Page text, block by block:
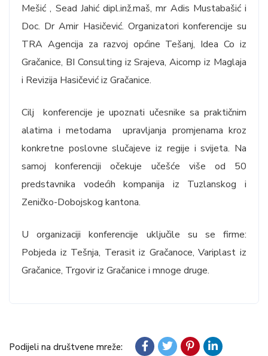
Mešić , Sead Jahić dipl.inž.maš, mr Adis Mustabašić i
Doc. Dr Amir Hasičević. Organizatori konferencije su
TRA Agencija za razvoj općine Tešanj, Idea Co iz
Gračanice, BI Consulting iz Srajeva, Aicomp iz Maglaja
i Revizija Hasičević iz Gračanice.
Cilj konferencije je upoznati učesnike sa praktičnim
alatima i metodama upravljanja promjenama kroz
konkretne poslovne slučajeve iz regije i svijeta. Na
samoj konferenciji očekuje učešće više od 50
predstavnika vodećih kompanija iz Tuzlanskog i
Zeničko-Dobojskog kantona.
U organizaciji konferencije uključile su se firme:
Pobjeda iz Tešnja, Terasit iz Gračanoce, Variplast iz
Gračanice, Trgovir iz Gračanice i mnoge druge.
Podijeli na društvene mreže: